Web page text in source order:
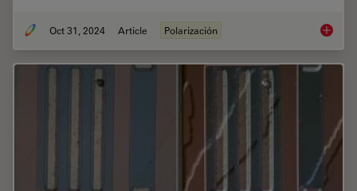
Oct 31, 2024 Article Polarización The